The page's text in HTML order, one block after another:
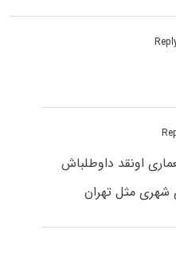
اونقد داوطلباش
شهری مثل تهران